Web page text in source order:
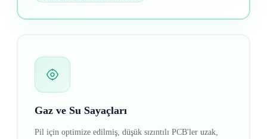
Gaz ve Su Sayaçları
Pil için optimize edilmiş, düşük sızıntılı PCB'ler uzak,